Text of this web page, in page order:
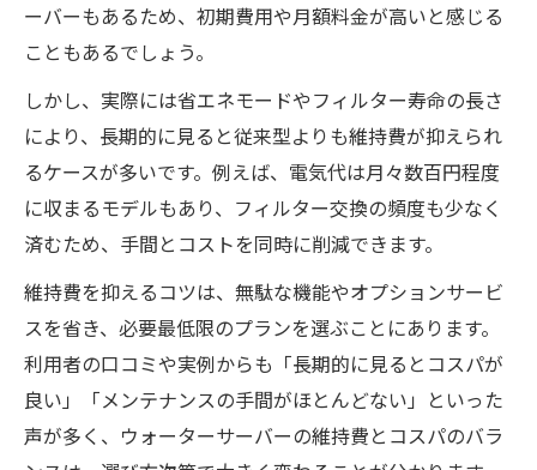
ーバーもあるため、初期費用や月額料金が高いと感じる
こともあるでしょう。
しかし、実際には省エネモードやフィルター寿命の長さ
により、長期的に見ると従来型よりも維持費が抑えられ
るケースが多いです。例えば、電気代は月々数百円程度
に収まるモデルもあり、フィルター交換の頻度も少なく
済むため、手間とコストを同時に削減できます。
維持費を抑えるコツは、無駄な機能やオプションサービ
スを省き、必要最低限のプランを選ぶことにあります。
利用者の口コミや実例からも「長期的に見るとコスパが
良い」「メンテナンスの手間がほとんどない」といった
声が多く、ウォーターサーバーの維持費とコスパのバラ